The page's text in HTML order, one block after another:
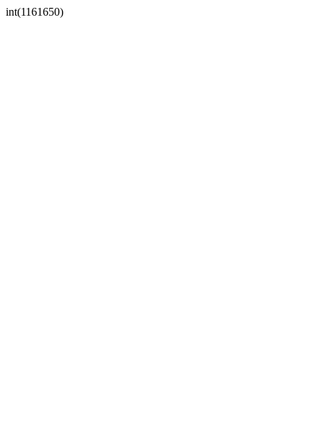
int(1161650)